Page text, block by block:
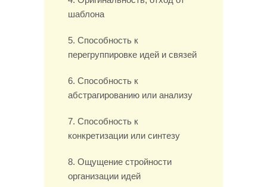
шаблона
5. Способность к
перегруппировке идей и связей
6. Способность к
абстрагированию или анализу
7. Способность к
конкретизации или синтезу
8. Ощущение стройности
организации идей